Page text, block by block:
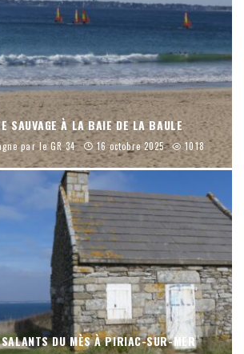
SAUVAGE À LA BAIE DE LA BAULE
par le GR 34 16 octobre 2025 1018
DU MÈS À PIRIAC-SUR-MER